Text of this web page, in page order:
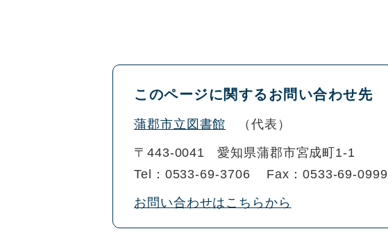
このページに関するお問い合わせ先
蒲郡市立図書館 代表
〒443-0041
愛知県蒲郡市宮成町1-1
Tel：0533-69-3706
Fax：0533-69-0999
お問い合わせはこちらから